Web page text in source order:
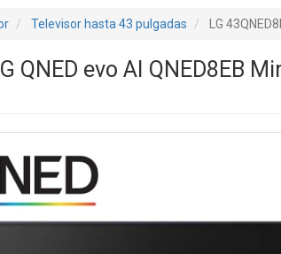
Televisor hasta 43 pulgadas LG
QNED evo AI QNED8EB